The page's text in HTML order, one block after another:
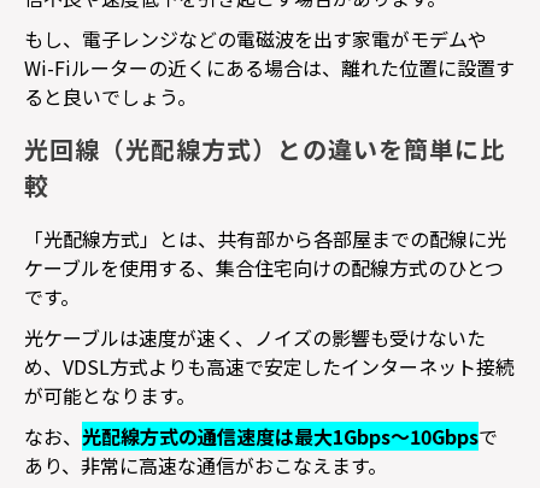
もし、電子レンジなどの電磁波を出す家電がモデムや
Wi-Fiルーターの近くにある場合は、離れた位置に設置す
ると良いでしょう。
光回線（光配線方式）との違いを簡単に比
較
「光配線方式」とは、共有部から各部屋までの配線に光
ケーブルを使用する、集合住宅向けの配線方式のひとつ
です。
光ケーブルは速度が速く、ノイズの影響も受けないた
め、 VDSL方式よりも高速で安定したインターネット接続
が可能となります。
なお、 光配線方式の通信速度は最大1Gbps～10Gbpsで
あり、非常に高速な通信がおこなえます。